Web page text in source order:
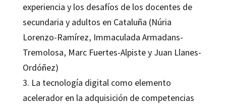
experiencia y los desafíos de los docentes de
secundaria y adultos en Cataluña (Núria
Lorenzo-Ramírez, Immaculada Armadans-
Tremolosa, Marc Fuertes-Alpiste y Juan Llanes-
Ordóñez)
3. La tecnología digital como elemento
acelerador en la adquisición de competencias